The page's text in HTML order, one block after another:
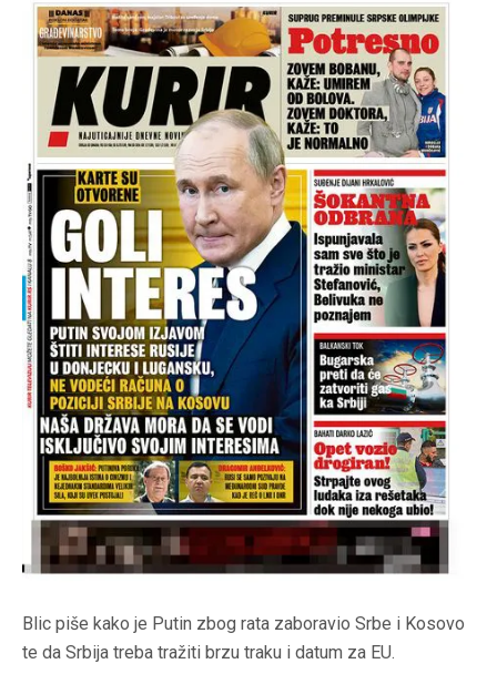
Blic piše kako je Putin zbog rata zaboravio Srbe i Kosovo
te da Srbija treba tražiti brzu traku i datum za EU.